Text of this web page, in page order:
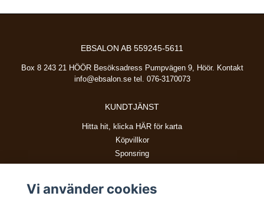
EBSALON AB 559245-5611
Box 8 243 21 HÖÖR Besöksadress Pumpvägen 9, Höör. Kontakt
info@ebsalon.setel. 076-3170073
KUNDTJÄNST
Hitta hit, klicka HÄR för karta
Köpvillkor
Sponsring
BETALSÄTT
Vi använder cookies